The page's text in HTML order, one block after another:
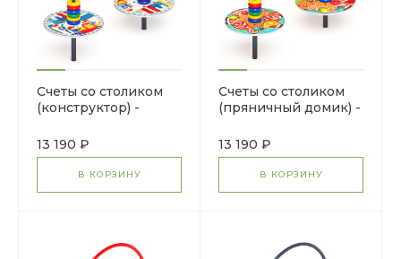
Счеты со столиком
(конструктор) -
22.01.06-04.И1
13 190 ₽
В КОРЗИНУ
Счеты со столиком
(пряничный домик) -
22.01.06-03.И1
13 190 ₽
В КОРЗИНУ